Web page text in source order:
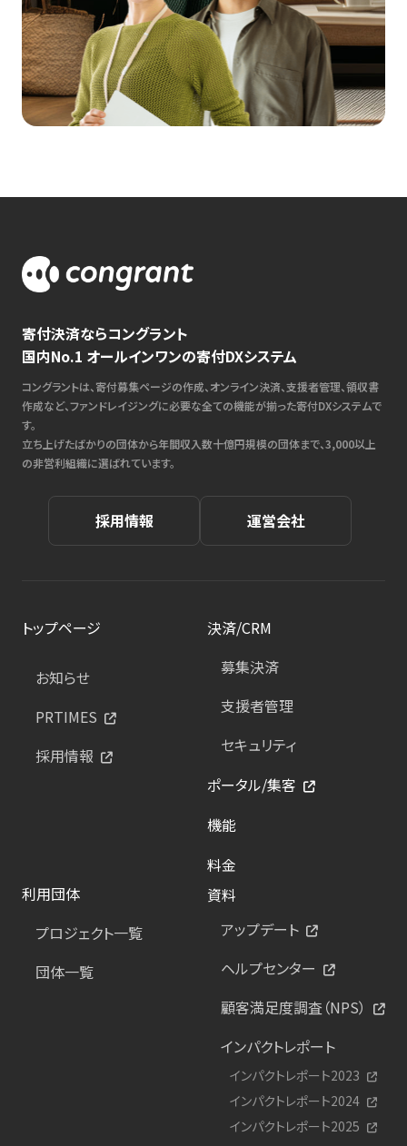
寄付決済ならコングラント
国内No.1 オールインワンの寄付DXシステム
コングラントは、寄付募集ページの作成、オンライン決済、支援者管理、領収書
作成など、ファンドレイジングに必要な全ての機能が揃った寄付DXシステムで
す。
立ち上げたばかりの団体から年間収入数十億円規模の団体まで、3,000以上
の非営利組織に選ばれています。
採用情報 運営会社
トップページ
お知らせ
PRTIMES
採用情報
決済/CRM
募集決済
支援者管理
セキュリティ
ポータル/集客
機能
料金
利用団体
プロジェクト一覧
団体一覧
資料
アップデート
ヘルプセンター
顧客満足度調査（NPS）
インパクトレポート
インパクトレポート2023
インパクトレポート2024
インパクトレポート2025